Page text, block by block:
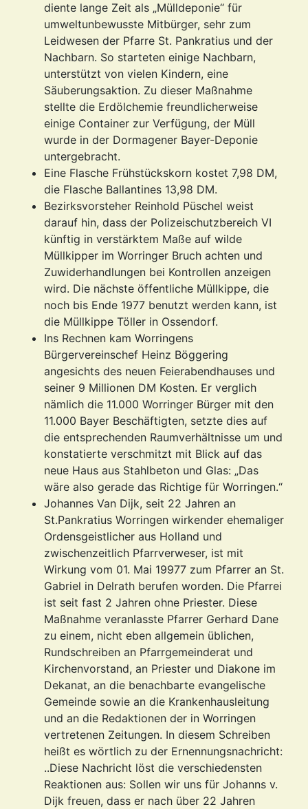
diente lange Zeit als „Mülldeponie“ für
umweltunbewusste Mitbürger, sehr zum
Leidwesen der Pfarre St. Pankratius und der
Nachbarn. So starteten einige Nachbarn,
unterstützt von vielen Kindern, eine
Säuberungsaktion. Zu dieser Maßnahme
stellte die Erdölchemie freundlicherweise
einige Container zur Verfügung, der Müll
wurde in der Dormagener Bayer-Deponie
untergebracht.
Eine Flasche Frühstückskorn kostet 7,98 DM,
die Flasche Ballantines 13,98 DM.
Bezirksvorsteher Reinhold Püschel weist
darauf hin, dass der Polizeischutzbereich VI
künftig in verstärktem Maße auf wilde
Müllkipper im Worringer Bruch achten und
Zuwiderhandlungen bei Kontrollen anzeigen
wird. Die nächste öffentliche Müllkippe, die
noch bis Ende 1977 benutzt werden kann, ist
die Müllkippe Töller in Ossendorf.
Ins Rechnen kam Worringens
Bürgervereinschef Heinz Böggering
angesichts des neuen Feierabendhauses und
seiner 9 Millionen DM Kosten. Er verglich
nämlich die 11.000 Worringer Bürger mit den
11.000 Bayer Beschäftigten, setzte dies auf
die entsprechenden Raumverhältnisse um und
konstatierte verschmitzt mit Blick auf das
neue Haus aus Stahlbeton und Glas: „Das
wäre also gerade das Richtige für Worringen.“
Johannes Van Dijk, seit 22 Jahren an
St.Pankratius Worringen wirkender ehemaliger
Ordensgeistlicher aus Holland und
zwischenzeitlich Pfarrverweser, ist mit
Wirkung vom 01. Mai 19977 zum Pfarrer an St.
Gabriel in Delrath berufen worden. Die Pfarrei
ist seit fast 2 Jahren ohne Priester. Diese
Maßnahme veranlasste Pfarrer Gerhard Dane
zu einem, nicht eben allgemein üblichen,
Rundschreiben an Pfarrgemeinderat und
Kirchenvorstand, an Priester und Diakone im
Dekanat, an die benachbarte evangelische
Gemeinde sowie an die Krankenhausleitung
und an die Redaktionen der in Worringen
vertretenen Zeitungen. In diesem Schreiben
heißt es wörtlich zu der Ernennungsnachricht:
..Diese Nachricht löst die verschiedensten
Reaktionen aus: Sollen wir uns für Johanns v.
Dijk freuen, dass er nach über 22 Jahren